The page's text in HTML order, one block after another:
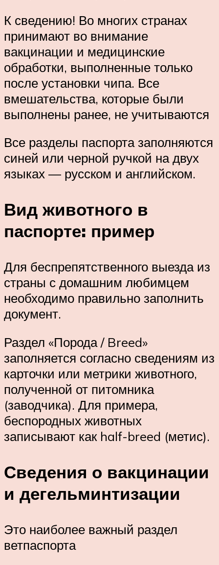
К сведению! Во многих странах
принимают во внимание
вакцинации и медицинские
обработки, выполненные только
после установки чипа. Все
вмешательства, которые были
выполнены ранее, не учитываются
Все разделы паспорта заполняются
синей или черной ручкой на двух
языках — русском и английском.
Вид животного в
паспорте: пример
Для беспрепятственного выезда из
страны с домашним любимцем
необходимо правильно заполнить
документ.
Раздел «Порода / Breed»
заполняется согласно сведениям из
карточки или метрики животного,
полученной от питомника
(заводчика). Для примера,
беспородных животных
записывают как half-breed (метис).
Сведения о вакцинации
и дегельминтизации
Это наиболее важный раздел
ветпаспорта